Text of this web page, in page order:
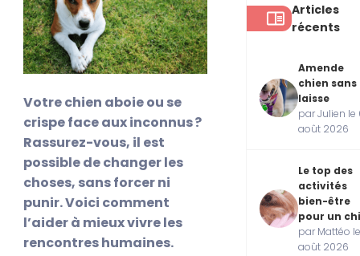
Votre chien aboie ou se
crispe face aux inconnus ?
Rassurez-vous, il est
possible de changer les
choses, sans forcer ni
punir. Voici comment
l’aider à mieux vivre les
rencontres humaines.
Articles
récents
Amende
chien sans
laisse
par Julien le
août 2026
Le top des
activités
bien-être
pour un
par Mattéo
août 2026